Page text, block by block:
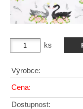
ks
Výrobce:
Cena:
Dostupnost: